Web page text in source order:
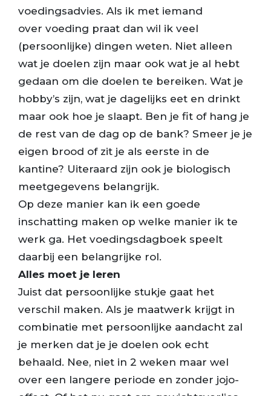
voedingsadvies. Als ik met iemand
over voeding praat dan wil ik veel
(persoonlijke) dingen weten. Niet alleen
wat je doelen zijn maar ook wat je al hebt
gedaan om die doelen te bereiken. Wat je
hobby’s zijn, wat je dagelijks eet en drinkt
maar ook hoe je slaapt. Ben je fit of hang je
de rest van de dag op de bank? Smeer je je
eigen brood of zit je als eerste in de
kantine? Uiteraard zijn ook je biologisch
meetgegevens belangrijk.
Op deze manier kan ik een goede
inschatting maken op welke manier ik te
werk ga. Het voedingsdagboek speelt
daarbij een belangrijke rol.
Alles moet je leren
Juist dat persoonlijke stukje gaat het
verschil maken. Als je maatwerk krijgt in
combinatie met persoonlijke aandacht zal
je merken dat je je doelen ook echt
behaald. Nee, niet in 2 weken maar wel
over een langere periode en zonder jojo-